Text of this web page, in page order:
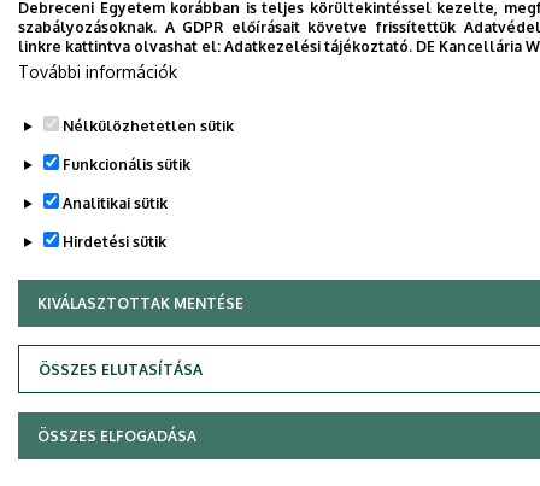
Debreceni Egyetem korábban is teljes körültekintéssel kezelte,
szabályozásoknak. A GDPR előírásait követve frissítettük
linkre kattintva olvashat el: Adatkezelési tájékoztató. DE Kancellária
További információk
Nélkülözhetetlen sütik
Funkcionális sütik
Analitikai sütik
Hirdetési sütik
KIVÁLASZTOTTAK MENTÉSE
ÖSSZES ELUTASÍTÁSA
WITHDRAW CONSENT
ÖSSZES ELFOGADÁSA